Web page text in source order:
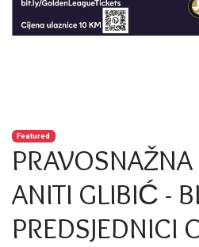
Featured
ANITI GLIBIĆ -
PREDSJEDNICI